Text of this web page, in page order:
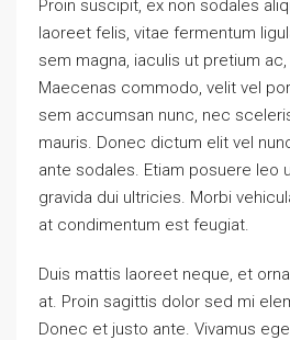
Proin suscipit, ex non sodales
laoreet felis, vitae fermentum
sem magna, iaculis ut pretium
Maecenas commodo, velit vel
sem accumsan nunc, nec
mauris. Donec dictum elit vel
ante sodales. Etiam posuere leo
gravida dui ultricies. Morbi
at condimentum est feugiat.
Duis mattis laoreet neque, et
at. Proin sagittis dolor sed mi
Donec et justo ante. Vivamus